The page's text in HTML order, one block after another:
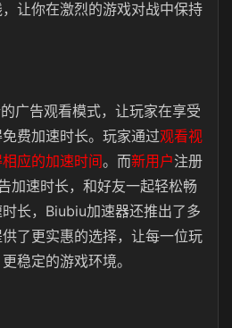
让你在激烈的游戏对战中保持
广告观看模式，让玩家在享受
费加速时长。 玩家通过观看视
应的加速时间。而新用户注册
加速时长，和好友一起轻松畅
长， Biubiu加速器还推出了多
了更实惠的选择，让每一位玩
稳定的游戏环境。